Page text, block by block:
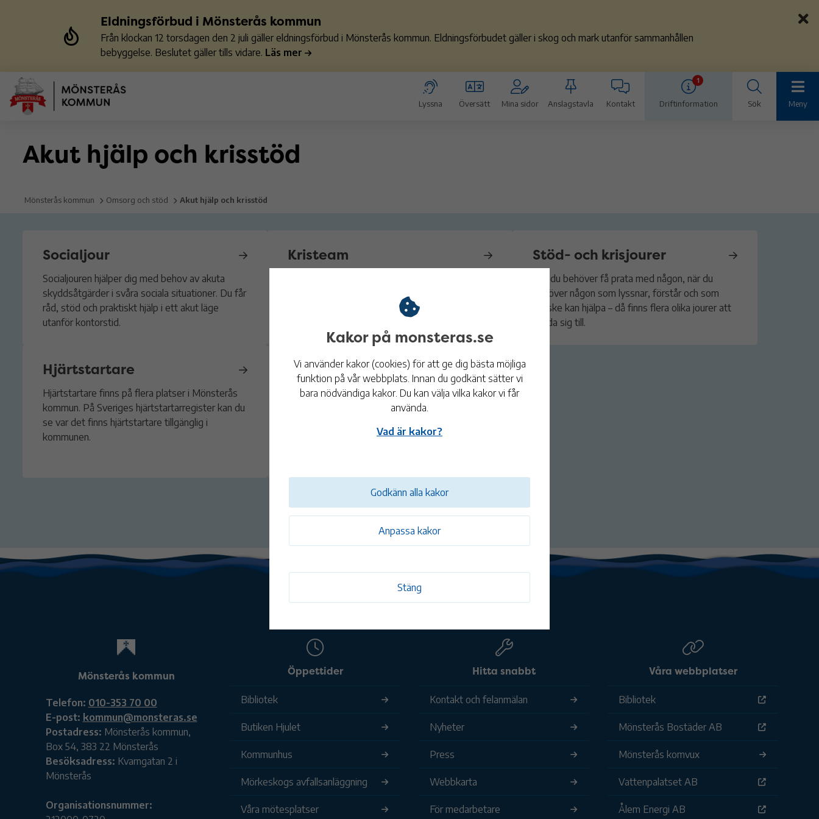
Eldningsförbud i Mönsterås kommun
Från klockan 12 torsdagen den 2 juli gäller eldningsförbud i Mönsterås kommun. Eldningsförbudet gäller i skog och mark utanför sammanhållen
bebyggelse. Beslutet gäller tills vidare. Läs mer
Lyssna Översätt Mina sidor Anslagstavla Kontakt
1
Driftinformation Sök Meny
Akut hjälp och krisstöd
Mönsterås kommun Omsorg och stöd Akut hjälp och krisstöd
Socialjour
Socialjouren hjälper dig med behov av akuta
skyddsåtgärder i svåra sociala situationer. Du får
råd, stöd och praktiskt hjälp i ett akut läge
utanför kontorstid.
Kristeam
Då kan kommunens krisstöd, POSOM-gruppen,
Stöd- och krisjourer
När du behöver få prata med någon, när du
behöver någon som lyssnar, förstår och som
kanske kan hjälpa – då finns flera olika jourer att
vända sig till.
Hjärtstartare
Hjärtstartare finns på flera platser i Mönsterås
kommun. På Sveriges hjärtstartarregister kan du
se var det finns hjärtstartare tillgänglig i
kommunen.
Barn som far illa,
orosanmälan
Om du är orolig för ett barn och vill anmäla detta
till socialtjänsten kan du kontakta individ- och
familjeomsorgen. Du har möjlighet att vara
Mönsterås kommun
Telefon: 010-353 70 00
E-post: kommun@monsteras.se
Postadress: Mönsterås kommun,
Box 54, 383 22 Mönsterås
Besöksadress: Kvarngatan 2 i
Mönsterås
Organisationsnummer:
Öppettider
Bibliotek
Butiken Hjulet
Kommunhus
Mörkeskogs avfallsanläggning
Våra mötesplatser
Hitta snabbt
Kontakt och felanmälan
Nyheter
Press
Webbkarta
För medarbetare
Våra webbplatser
Bibliotek
Mönsterås Bostäder AB
Mönsterås komvux
Vattenpalatset AB
Ålem Energi AB
Kakor på monsteras.se
Vi använder kakor (cookies) för att ge dig bästa möjliga
funktion på vår webbplats. Innan du godkänt sätter vi
bara nödvändiga kakor. Du kan välja vilka kakor vi får
använda.
Vad är kakor?
Anpassa kakor
Stäng
Godkänn alla kakor